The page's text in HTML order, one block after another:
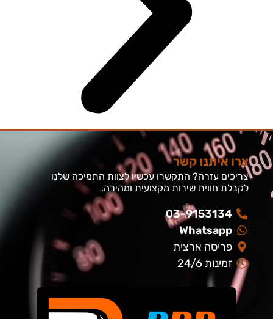
צרו איתנו קשר
צריכים עזרה? התקשרו עכשיו לצוות התמיכה שלנו
לקבלת חווית שירות מקצועית ומהירה.
03-9153134
Whatsapp
פריסה ארצית
זמינות 24/6